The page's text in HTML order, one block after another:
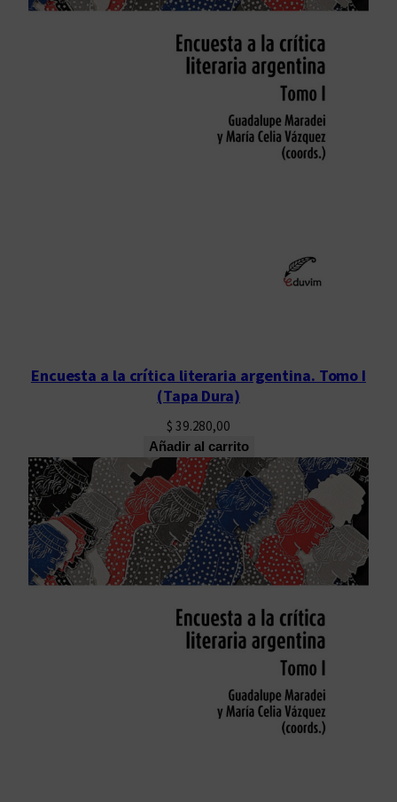
Encuesta a la crítica literaria argentina. Tomo I
(Tapa Dura)
$ 39.280,00
Añadir al carrito